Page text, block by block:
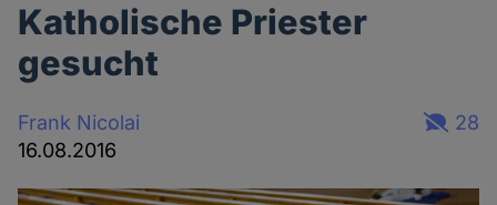
Katholische Priester
gesucht
Frank Nicolai
16.08.2016
28